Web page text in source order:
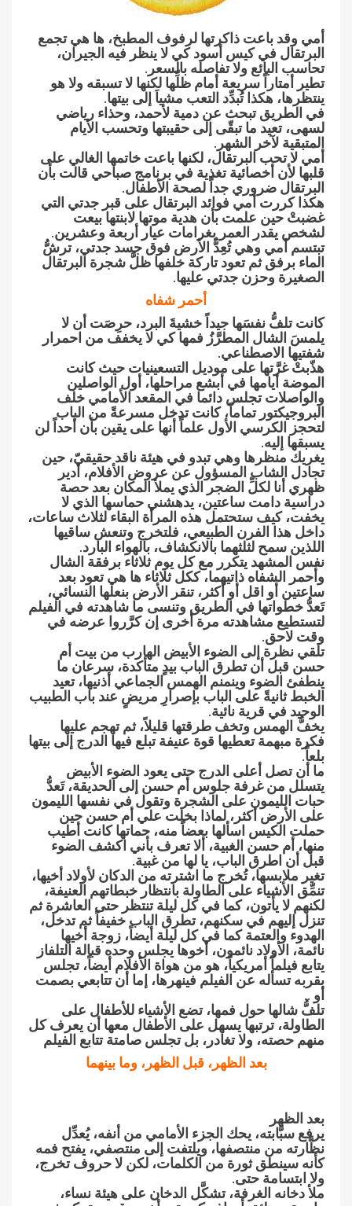
أمي وقد باعت ذاكرتها لرفوف المطبخ، ها هي تجمع
البرتقال في كيس أسود كي لا ينظر فيه الجيران،
تحاسب البائع ولا تفاصله بالسعر.
تطير أمتاراً سريعة أمام ظلِّها لكنها لا تسبقه ولا هو
ينتظرها، هكذا تُبدِّد التعب مشياَ إلى بيتها.
في الطريق تبحث عن دمية لأحمد، وحذاء رياضي
لسهى، تعيد ما تبقّى إلى حقيبتها وتحسب الأيام
المتبقية لآخر الشهر.
أمي لا تحب البرتقال، لكنها باعت خاتمها الغالي على
قلبها لأن أخصائية تغذية في برنامج صباحي قالت بأن
البرتقال ضروري جداً لصحة الأطفال.
هكذا كررت أمي فوائد البرتقال على قبر جدتي التي
غضبتْ حين علمت بأن هدية موتها لابنتها بيعت
لشخص يقدر العمر بغرامات عيار أربعة وعشرين.
تبتسم أمي وهي تُعِدُّ الأرض فوق جسد جدتي، ترشُّ
الماء برفق ثم تعود تاركة خلفها ظلَّ شجرة البرتقال
الصغيرة وحزن جدتي عليها.
أحمر شفاه
كانت تلفُّ نفسَها جيداً خشيةَ البرد، حرِصَت أن لا
يلمسَ الشال المطرَّزُ فمها كي لا يخفف من احمرار
شفتيها الاصطناعي.
هذّبتْ غرَّتها على موديل التسعينيات حيث كانت
الموضة أيامها في أبشع مراحلها، أول الواصلين
والواصلات تجلس دائما في المقعد الأمامي خلف
البروجيكتور تماماً، كانت تدخل مسرعةً من الباب
لتحجز الكرسي الأول علماً أنها على يقين بأن أحداً لن
يسبقها إليه.
يغريك منظرها وهي تبدو في هيئة ناقد حقيقيّ، حين
تجادل الشاب المسؤول عن عروض الأفلام، أدير
ظهري أنا لكلِّ الضجر الذي يملأ المكان بعد حصة
دراسية دامت ساعتين، يدهشني حماسها الذي لا
يخفت، كيف ستحتمل هذه المرأة البقاء لثلاث ساعات،
داخل هذا الفرن الطبيعي، فلتخرج وتنعش ساقيها
اللذين سمح لثلثهما بالانكشاف، بالهواء البارد.
نفس المشهد يتكرر مع كل يوم ثلاثاء برفقة الشال
وأحمر الشفاه ذاتيهما، ككل ثلاثاء ها هي تعود بعد
ساعتين أو اقل أو أكثر، تنقر الأرض بنعلها النسائي،
تَعدُّ خطواتها في الطريق وتنسى ما شاهدته في الفيلم
لتستطيع مشاهدته مرة أخرى إن كرَّروا عرضه في
وقت لاحق.
تلقي نظرة إلى الضوء الأبيض الهارب من بيت أم
حسن قبل أن تطرق الباب بيدٍ متأكدة، سرعان ما
ينطفئ الضوء وينمنم الهمس الجماعي أذنيها، تعيد
الخبط ثانيةً على الباب بإصرارِ مريضٍ عند باب الطبيب
الوحيد في قرية نائية.
يخفُّ الهمس وتخف طرقتها قليلاً، ثم تهجم عليها
فكرة مبهمة تعطيها قوة عنيفة تبلع فيها الدرج إلى بيتها
بلعاً.
ما أن تصل أعلى الدرج حتى يعود الضوء الأبيض
يتسلل من غرفة جلوس أم حسن إلى الحديقة، تَعدُّ
حبات الليمون على الشجرة وتقول في نفسها الليمون
على الأرض أكثر، لماذا بخلت علي أم حسن حين
حملت الكيس اسألها بعضاً منه، حماتها كانت أطيب
منها، أم حسن الغبية، ألا تعرف بأني اكشف الضوء
قبل أن اطرق الباب، يا لها من غبية.
تغير ملابسها، تُخرج ما اشترته من الدكان لأولاد أخيها،
تنمِّق الأشياء على الطاولة بانتظار خبطاتهم العنيفة،
لكنهم لا يأتون، كما في كل ليلة تنتظر حتى العاشرة ثم
تنزل إليهم في سكنهم، تطرق الباب خفيفاً ثم تدخل،
الهدوء والعتمة كما في كل ليلة أيضاً، زوجة أخيها
نائمة، الأولاد نائمون، أخوها يجلس وحده قبالة التلفاز
يتابع فيلماً أمريكياً، هو من هواة الأفلام أيضاً، تجلس
بقربه تسأله عن الفيلم فينهرها، إما أن تتابعي بصمت
أو ..
تلفُّ شالها حول فمها، تضع الأشياء للأطفال على
الطاولة، ترتبها يسهل على الأطفال معها أن يعرف كل
منهم حصته، ولا تغادر، بل تجلس صامتة تتابع الفيلم
بعد الظهر، قبل الظهر، وما بينهما
بعد الظهر
يرفع سبَّابته، يحك الجزء الأمامي من أنفه، يُعدِّل
نظَّارته من منتصفها، ويلتفت إلى منتصفي، يفتح فمه
كأنه سينطق ثورة من الكلمات، لكن لا حروف تخرج،
ولا ابتسامة حتى.
ملأ دخانه الغرفة، تشكَّل الدخان على هيئة نساء،